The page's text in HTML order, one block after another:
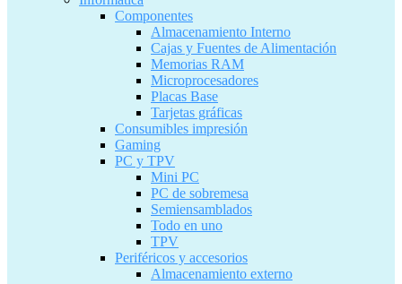
Componentes
Almacenamiento Interno
Cajas y Fuentes de Alimentación
Memorias RAM
Microprocesadores
Placas Base
Tarjetas gráficas
Consumibles impresión
Gaming
PC y TPV
Mini PC
PC de sobremesa
Semiensamblados
Todo en uno
TPV
Periféricos y accesorios
Almacenamiento externo